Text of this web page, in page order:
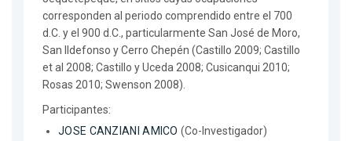
corresponden al periodo comprendido entre el 700
d.C. y el 900 d.C., particularmente San José de Moro,
San Ildefonso y Cerro Chepén (Castillo 2009; Castillo
et al 2008; Castillo y Uceda 2008; Cusicanqui 2010;
Rosas 2010; Swenson 2008).
Participantes:
JOSE CANZIANI AMICO (Co-Investigador)